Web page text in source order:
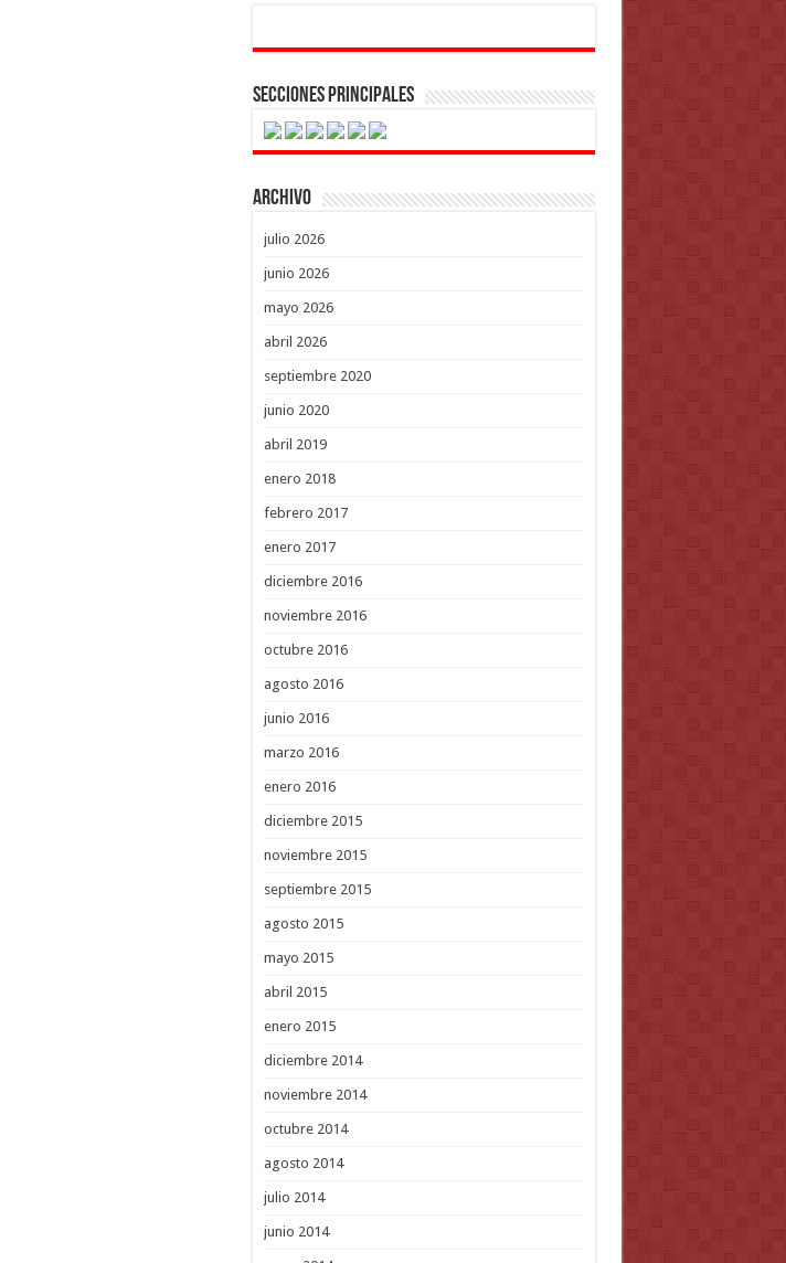
Secciones Principales
Archivo
julio 2026
junio 2026
mayo 2026
abril 2026
septiembre 2020
junio 2020
abril 2019
enero 2018
febrero 2017
enero 2017
diciembre 2016
noviembre 2016
octubre 2016
agosto 2016
junio 2016
marzo 2016
enero 2016
diciembre 2015
noviembre 2015
septiembre 2015
agosto 2015
mayo 2015
abril 2015
enero 2015
diciembre 2014
noviembre 2014
octubre 2014
agosto 2014
julio 2014
junio 2014